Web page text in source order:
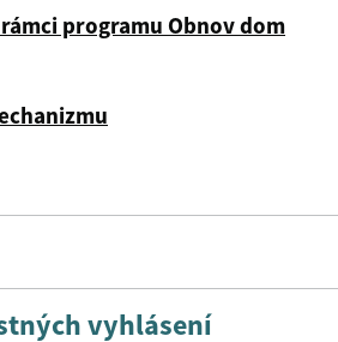
programu Obnov dom
vyhlásení